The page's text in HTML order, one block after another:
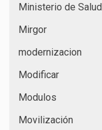
Ministerio de Salud
Mirgor
modernizacion
Modificar
Modulos
Movilización